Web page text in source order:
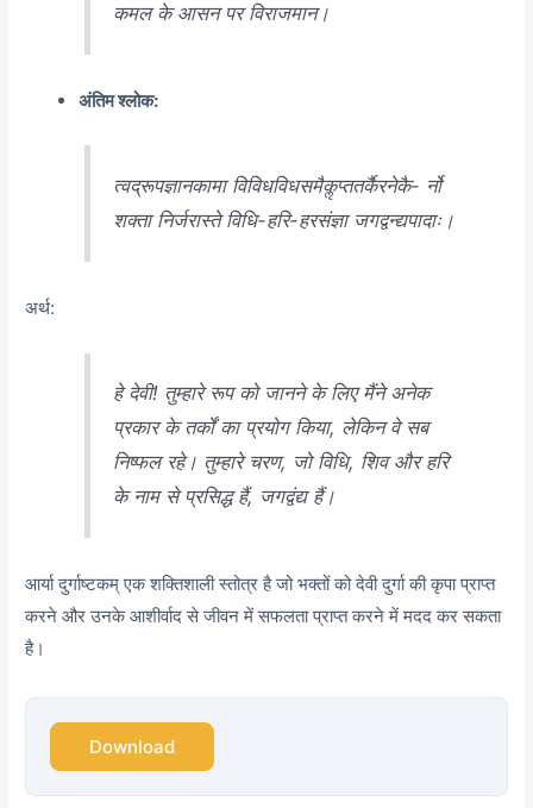
कमल के आसन पर विराजमान।
अंतिम श्लोक:
त्वद्रूपज्ञानकामा विविधविधसमैकॢप्ततर्कैरनेकै- र्नो
शक्ता निर्जरास्ते विधि-हरि-हरसंज्ञा जगद्वन्द्यपादाः।
अर्थ:
हे देवी! तुम्हारे रूप को जानने के लिए मैंने अनेक
प्रकार के तर्कों का प्रयोग किया, लेकिन वे सब
निष्फल रहे। तुम्हारे चरण, जो विधि, शिव और हरि
के नाम से प्रसिद्ध हैं, जगद्वंद्य हैं।
आर्या दुर्गाष्टकम् एक शक्तिशाली स्तोत्र है जो भक्तों को देवी दुर्गा की कृपा प्राप्त
करने और उनके आशीर्वाद से जीवन में सफलता प्राप्त करने में मदद कर सकता
है।
Download